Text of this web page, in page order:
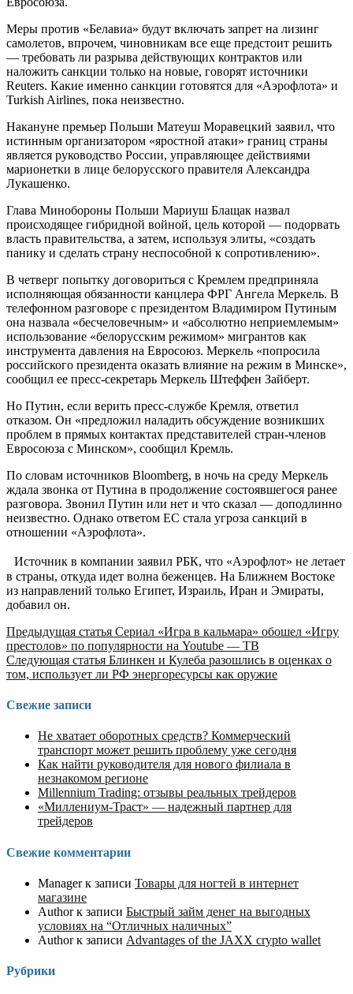
Меры против «Белавиа» будут включать запрет на лизинг
самолетов, впрочем, чиновникам все еще предстоит решить
— требовать ли разрыва действующих контрактов или
наложить санкции только на новые, говорят источники
Reuters. Какие именно санкции готовятся для «Аэрофлота» и
Turkish Airlines, пока неизвестно.
Накануне премьер Польши Матеуш Моравецкий заявил, что
истинным организатором «яростной атаки» границ страны
является руководство России, управляющее действиями
марионетки в лице белорусского правителя Александра
Лукашенко.
Глава Минобороны Польши Мариуш Блащак назвал
происходящее гибридной войной, цель которой — подорвать
власть правительства, а затем, используя элиты, «создать
панику и сделать страну неспособной к сопротивлению».
В четверг попытку договориться с Кремлем предприняла
исполняющая обязанности канцлера ФРГ Ангела Меркель. В
телефонном разговоре с президентом Владимиром Путиным
она назвала «бесчеловечным» и «абсолютно неприемлемым»
использование «белорусским режимом» мигрантов как
инструмента давления на Евросоюз. Меркель «попросила
российского президента оказать влияние на режим в Минске»,
сообщил ее пресс-секретарь Меркель Штеффен Зайберт.
Но Путин, если верить пресс-службе Кремля, ответил
отказом. Он «предложил наладить обсуждение возникших
проблем в прямых контактах представителей стран-членов
Евросоюза с Минском», сообщил Кремль.
По словам источников Bloomberg, в ночь на среду Меркель
ждала звонка от Путина в продолжение состоявшегося ранее
разговора. Звонил Путин или нет и что сказал — доподлинно
неизвестно. Однако ответом ЕС стала угроза санкций в
отношении «Аэрофлота».
Источник в компании заявил РБК, что «Аэрофлот» не летает
в страны, откуда идет волна беженцев. На Ближнем Востоке
из направлений только Египет, Израиль, Иран и Эмираты,
добавил он.
Продолжить
чтение
Предыдущая статья Сериал «Игра в кальмара» обошел «Игру
престолов» по популярности на Youtube — ТВ
Следующая статья Блинкен и Кулеба разошлись в оценках о
том, использует ли РФ энергоресурсы как оружие
Свежие записи
Не хватает оборотных средств? Коммерческий
транспорт может решить проблему уже сегодня
Как найти руководителя для нового филиала в
незнакомом регионе
Millennium Trading: отзывы реальных трейдеров
«Миллениум-Траст» — надежный партнер для
трейдеров
Свежие комментарии
Managerк записи Товары для ногтей в интернет
магазине
Authorк записи Быстрый займ денег на выгодных
условиях на “Отличных наличных”
Authorк записи Advantages of the JAXX crypto wallet
Рубрики